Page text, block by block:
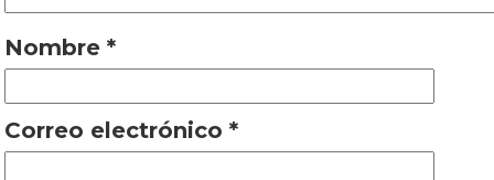
Nombre*
Correo electrónico*